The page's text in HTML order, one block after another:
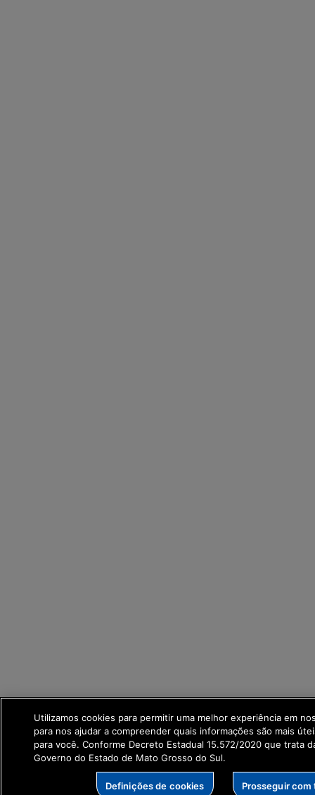
Utilizamos cookies para permitir uma melhor experiência em
para nos ajudar a compreender quais informações são mais
para você. Conforme Decreto Estadual 15.572/2020 que trata
Governo do Estado de Mato Grosso do Sul.
Definições de cookies Prosseguir com